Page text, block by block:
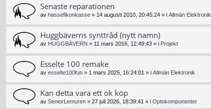
Senaste reparationen
av hassefikonkasse » 14 augusti 2010, 20:45:24 » i Allmän Elektronik
Huggbäverns synttråd (nytt namn)
av HUGGBÄVERN » 11 mars 2016, 12:49:43 » i Projekt
Esselte 100 remake
av esselte100fun » 1 mars 2025, 16:24:01 » i Allmän Elektronik
Kan detta vara ett ok köp
av SeniorLemuren » 27 juli 2026, 18:39:41 » i Optokomponenter